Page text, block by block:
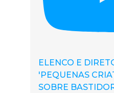
ELENCO E
'PEQUENAS
SOBRE